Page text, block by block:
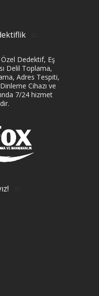
Dedektif, Eş
Delil Toplama,
Adres Tespiti,
Cihazı ve
7/24 hizmet